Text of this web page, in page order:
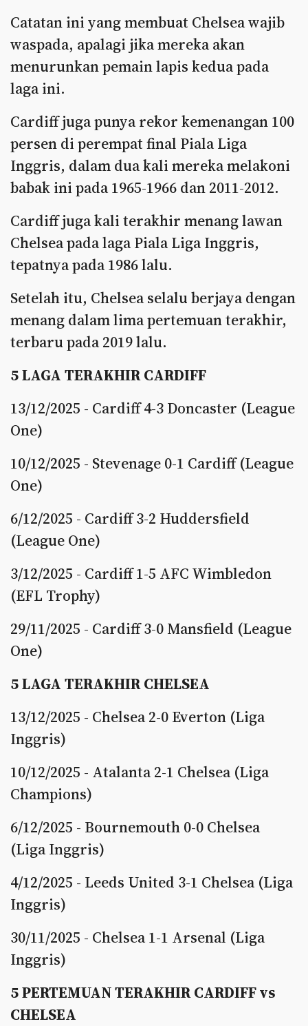
Catatan ini yang membuat Chelsea wajib
waspada, apalagi jika mereka akan
menurunkan pemain lapis kedua pada
laga ini.
Cardiff juga punya rekor kemenangan 100
persen di perempat final Piala Liga
Inggris, dalam dua kali mereka melakoni
babak ini pada 1965-1966 dan 2011-2012.
Cardiff juga kali terakhir menang lawan
Chelsea pada laga Piala Liga Inggris,
tepatnya pada 1986 lalu.
Setelah itu, Chelsea selalu berjaya dengan
menang dalam lima pertemuan terakhir,
terbaru pada 2019 lalu.
5 LAGA TERAKHIR CARDIFF
13/12/2025 - Cardiff 4-3 Doncaster (League
One)
10/12/2025 - Stevenage 0-1 Cardiff (League
One)
6/12/2025 - Cardiff 3-2 Huddersfield
(League One)
3/12/2025 - Cardiff 1-5 AFC Wimbledon
(EFL Trophy)
29/11/2025 - Cardiff 3-0 Mansfield (League
One)
5 LAGA TERAKHIR CHELSEA
13/12/2025 - Chelsea 2-0 Everton (Liga
Inggris)
10/12/2025 - Atalanta 2-1 Chelsea (Liga
Champions)
6/12/2025 - Bournemouth 0-0 Chelsea
(Liga Inggris)
4/12/2025 - Leeds United 3-1 Chelsea (Liga
Inggris)
30/11/2025 - Chelsea 1-1 Arsenal (Liga
Inggris)
5 PERTEMUAN TERAKHIR CARDIFF vs
CHELSEA